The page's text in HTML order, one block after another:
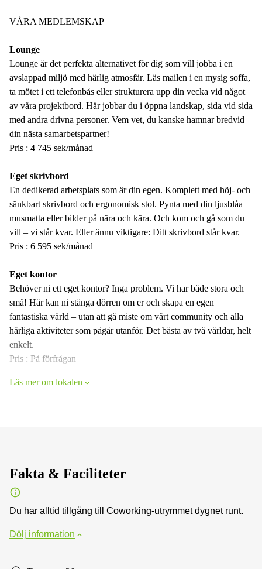
VÅRA MEDLEMSKAP
Lounge
Lounge är det perfekta alternativet för dig som vill jobba i en
avslappad miljö med härlig atmosfär. Läs mailen i en mysig soffa,
ta mötet i ett telefonbås eller strukturera upp din vecka vid något
av våra projektbord. Här jobbar du i öppna landskap, sida vid sida
med andra drivna personer. Vem vet, du kanske hamnar bredvid
din nästa samarbetspartner!
Pris : 4 745 sek/månad
Eget skrivbord
En dedikerad arbetsplats som är din egen. Komplett med höj- och
sänkbart skrivbord och ergonomisk stol. Pynta med din ljusblåa
musmatta eller bilder på nära och kära. Och kom och gå som du
vill – vi står kvar. Eller ännu viktigare: Ditt skrivbord står kvar.
Pris : 6 595 sek/månad
Eget kontor
Behöver ni ett eget kontor? Inga problem. Vi har både stora och
små! Här kan ni stänga dörren om er och skapa en egen
fantastiska värld – utan att gå miste om vårt community och alla
härliga aktiviteter som pågår utanför. Det bästa av två världar, helt
enkelt.
Pris : På förfrågan
Läs mer om lokalen
Fakta & Faciliteter
Du har alltid tillgång till Coworking-utrymmet dygnet runt.
Dölj information